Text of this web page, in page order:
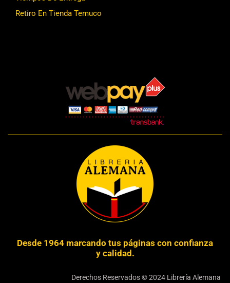
Retiro En Tienda Temuco
Desde 1964 marcando tus páginas con confianza
y calidad.
Derechos Reservados © 2024 Librería Alemana